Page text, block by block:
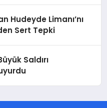
Hudeyde Limanı’nı
Sert Tepki
Saldırı